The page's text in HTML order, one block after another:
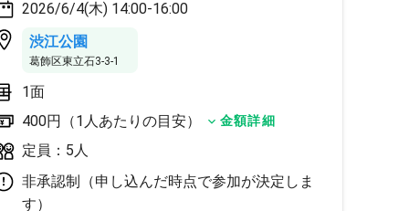
2026/6/4(木) 14:00-16:00
渋江公園
葛飾区東立石3-3-1
1面
400円（1人あたりの目安）
金額詳細
定員：5人
非承認制（申し込んだ時点で参加が決定しま
す）